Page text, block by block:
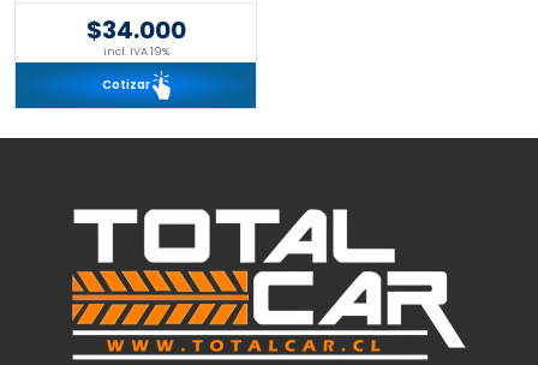
$34.000
incl. IVA 19%
Cotizar